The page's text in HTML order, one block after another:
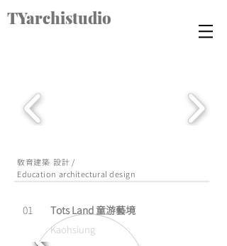
TYarchistudio
教育建築 設計 /
Education architectural design
01
Kaohsiung
​Tots Land 童游藝境